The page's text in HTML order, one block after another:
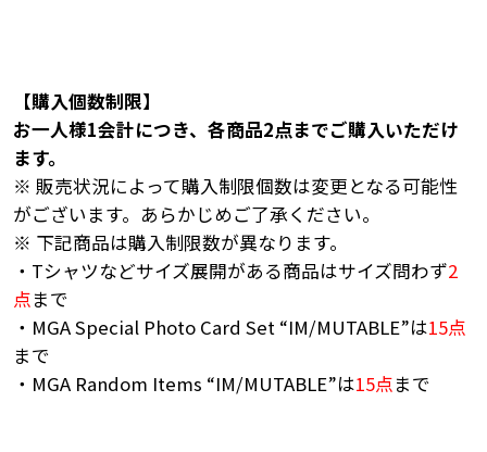
【購入個数制限】
お一人様1会計につき、各商品2点までご購入いただけ
ます。
※ 販売状況によって購入制限個数は変更となる可能性
がございます。あらかじめご了承ください。
※ 下記商品は購入制限数が異なります。
・Tシャツなどサイズ展開がある商品はサイズ問わず2
点まで
・MGA Special Photo Card Set “IM/MUTABLE”は15点
まで
・MGA Random Items “IM/MUTABLE”は15点まで